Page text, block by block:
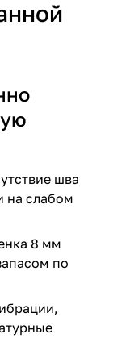
шва
на слабом
8 мм
по